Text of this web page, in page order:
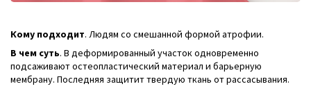
Кому подходит. Людям со смешанной формой атрофии.
В чем суть. В деформированный участок одновременно
подсаживают остеопластический материал и барьерную
мембрану. Последняя защитит твердую ткань от рассасывания.